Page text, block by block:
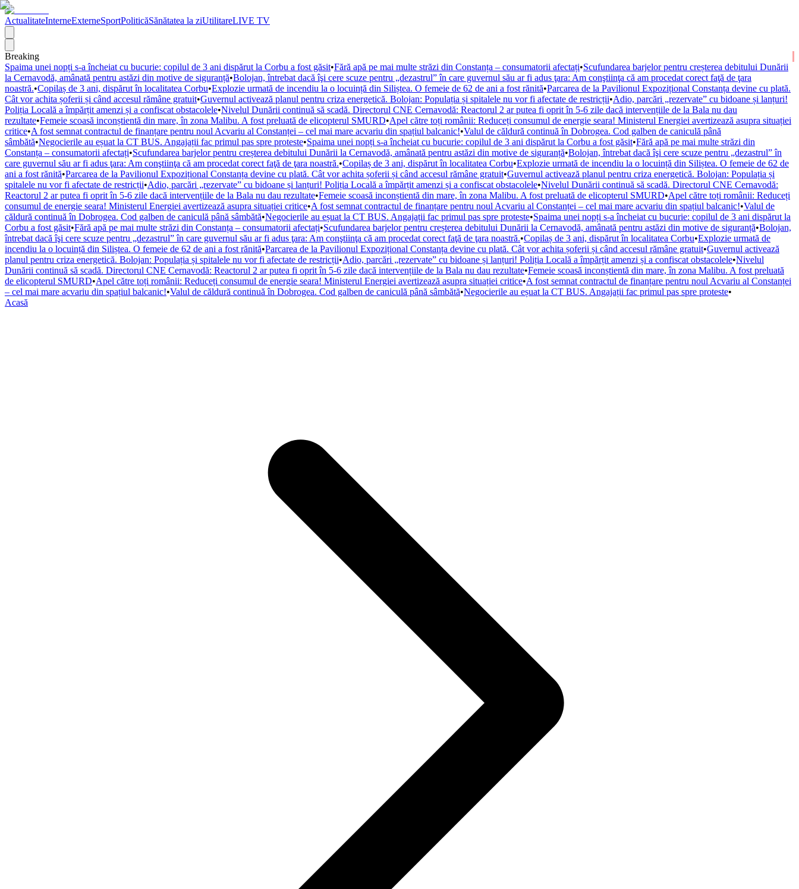
ActualitateInterneExterneSportPoliticăSănătatea la ziUtilitareLIVE TV
Breaking
Spaima unei nopți s-a încheiat cu bucurie: copilul de 3 ani dispărut la Corbu a fost găsit•Fără apă pe mai multe străzi din Constanța – consumatorii afectați•Scufundarea barjelor pentru creșterea debitului Dunării
la Cernavodă, amânată pentru astăzi din motive de siguranță•Bolojan, întrebat dacă îşi cere scuze pentru „dezastrul” în care guvernul său ar fi adus ţara: Am conştiinţa că am procedat corect faţă de ţara
noastră.•Copilaș de 3 ani, dispărut în localitatea Corbu•Explozie urmată de incendiu la o locuință din Siliștea. O femeie de 62 de ani a fost rănită•Parcarea de la Pavilionul Expozițional Constanța devine cu plată.
Cât vor achita șoferii și când accesul rămâne gratuit•Guvernul activează planul pentru criza energetică. Bolojan: Populația și spitalele nu vor fi afectate de restricții•Adio, parcări „rezervate” cu bidoane și lanțuri!
Poliția Locală a împărțit amenzi și a confiscat obstacolele•Nivelul Dunării continuă să scadă. Directorul CNE Cernavodă: Reactorul 2 ar putea fi oprit în 5-6 zile dacă intervențiile de la Bala nu dau
rezultate•Femeie scoasă inconștientă din mare, în zona Malibu. A fost preluată de elicopterul SMURD•Apel către toți românii: Reduceți consumul de energie seara! Ministerul Energiei avertizează asupra situației
critice•A fost semnat contractul de finanțare pentru noul Acvariu al Constanței – cel mai mare acvariu din spațiul balcanic!•Valul de căldură continuă în Dobrogea. Cod galben de caniculă până
sâmbătă•Negocierile au eșuat la CT BUS. Angajații fac primul pas spre proteste•Spaima unei nopți s-a încheiat cu bucurie: copilul de 3 ani dispărut la Corbu a fost găsit•Fără apă pe mai multe străzi din
Constanța – consumatorii afectați•Scufundarea barjelor pentru creșterea debitului Dunării la Cernavodă, amânată pentru astăzi din motive de siguranță•Bolojan, întrebat dacă îşi cere scuze pentru „dezastrul” în
care guvernul său ar fi adus ţara: Am conştiinţa că am procedat corect faţă de ţara noastră.•Copilaș de 3 ani, dispărut în localitatea Corbu•Explozie urmată de incendiu la o locuință din Siliștea. O femeie de 62 de
ani a fost rănită•Parcarea de la Pavilionul Expozițional Constanța devine cu plată. Cât vor achita șoferii și când accesul rămâne gratuit•Guvernul activează planul pentru criza energetică. Bolojan: Populația și
spitalele nu vor fi afectate de restricții•Adio, parcări „rezervate” cu bidoane și lanțuri! Poliția Locală a împărțit amenzi și a confiscat obstacolele•Nivelul Dunării continuă să scadă. Directorul CNE Cernavodă:
Reactorul 2 ar putea fi oprit în 5-6 zile dacă intervențiile de la Bala nu dau rezultate•Femeie scoasă inconștientă din mare, în zona Malibu. A fost preluată de elicopterul SMURD•Apel către toți românii: Reduceți
consumul de energie seara! Ministerul Energiei avertizează asupra situației critice•A fost semnat contractul de finanțare pentru noul Acvariu al Constanței – cel mai mare acvariu din spațiul balcanic!•Valul de
căldură continuă în Dobrogea. Cod galben de caniculă până sâmbătă•Negocierile au eșuat la CT BUS. Angajații fac primul pas spre proteste•Spaima unei nopți s-a încheiat cu bucurie: copilul de 3 ani dispărut la
Corbu a fost găsit•Fără apă pe mai multe străzi din Constanța – consumatorii afectați•Scufundarea barjelor pentru creșterea debitului Dunării la Cernavodă, amânată pentru astăzi din motive de siguranță•Bolojan,
întrebat dacă îşi cere scuze pentru „dezastrul” în care guvernul său ar fi adus ţara: Am conştiinţa că am procedat corect faţă de ţara noastră.•Copilaș de 3 ani, dispărut în localitatea Corbu•Explozie urmată de
incendiu la o locuință din Siliștea. O femeie de 62 de ani a fost rănită•Parcarea de la Pavilionul Expozițional Constanța devine cu plată. Cât vor achita șoferii și când accesul rămâne gratuit•Guvernul activează
planul pentru criza energetică. Bolojan: Populația și spitalele nu vor fi afectate de restricții•Adio, parcări „rezervate” cu bidoane și lanțuri! Poliția Locală a împărțit amenzi și a confiscat obstacolele•Nivelul
Dunării continuă să scadă. Directorul CNE Cernavodă: Reactorul 2 ar putea fi oprit în 5-6 zile dacă intervențiile de la Bala nu dau rezultate•Femeie scoasă inconștientă din mare, în zona Malibu. A fost preluată
de elicopterul SMURD•Apel către toți românii: Reduceți consumul de energie seara! Ministerul Energiei avertizează asupra situației critice•A fost semnat contractul de finanțare pentru noul Acvariu al Constanței
– cel mai mare acvariu din spațiul balcanic!•Valul de căldură continuă în Dobrogea. Cod galben de caniculă până sâmbătă•Negocierile au eșuat la CT BUS. Angajații fac primul pas spre proteste•
Acasă